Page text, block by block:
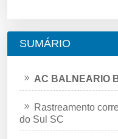
SUMÁRIO
AC BALNEARIO
Rastreamento
do Sul SC